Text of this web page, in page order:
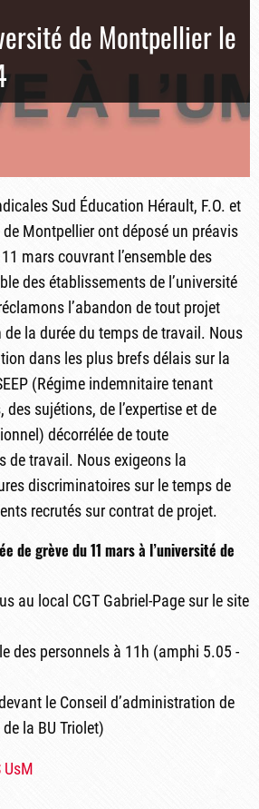
de Montpellier le
Sud Éducation Hérault, F.O. et
de Montpellier ont déposé un préavis
mars couvrant l’ensemble des
des établissements de l’université
l’abandon de tout projet
la durée du temps de travail. Nous
dans les plus brefs délais sur la
(Régime indemnitaire tenant
sujétions, de l’expertise et de
décorrélée de toute
de travail. Nous exigeons la
discriminatoires sur le temps de
recrutés sur contrat de projet.
de grève du 11 mars à l’université de
au local CGT Gabriel-Page sur le site
des personnels à 11h (amphi 5.05 -
le Conseil d’administration de
la BU Triolet)